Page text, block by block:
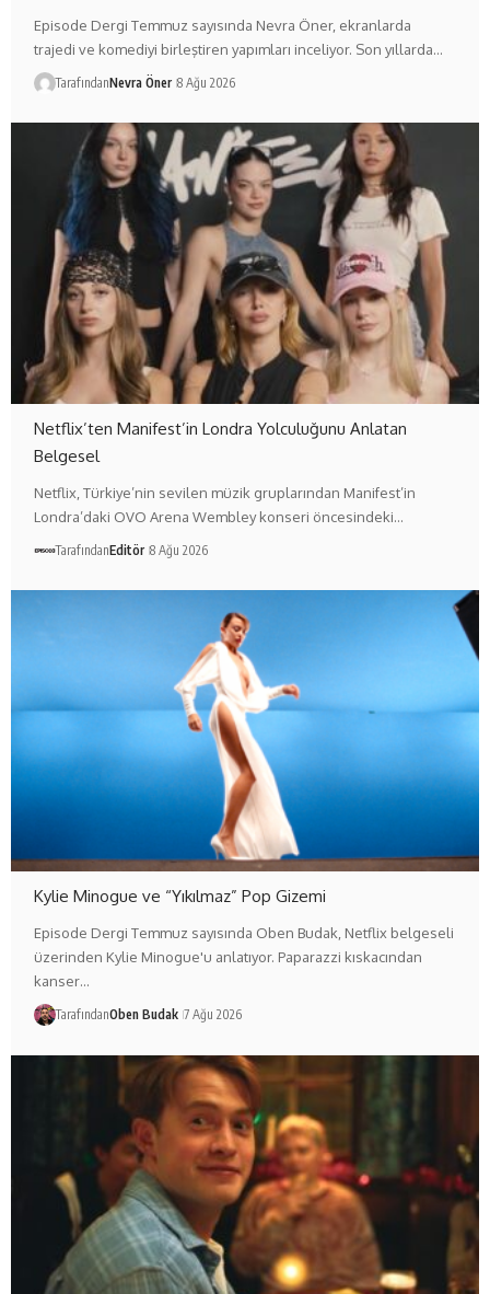
Episode Dergi Temmuz sayısında Nevra Öner, ekranlarda
trajedi ve komediyi birleştiren yapımları inceliyor. Son yıllarda…
TarafındanNevra Öner 8 Ağu 2026
Netflix’ten Manifest’in Londra Yolculuğunu Anlatan
Belgesel
Netflix, Türkiye’nin sevilen müzik gruplarından Manifest’in
Londra’daki OVO Arena Wembley konseri öncesindeki…
TarafındanEditör 8 Ağu 2026
Kylie Minogue ve “Yıkılmaz” Pop Gizemi
Episode Dergi Temmuz sayısında Oben Budak, Netflix belgeseli
üzerinden Kylie Minogue'u anlatıyor. Paparazzi kıskacından
kanser…
TarafındanOben Budak 7 Ağu 2026